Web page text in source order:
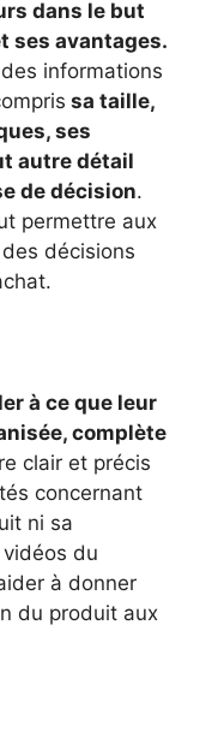
dans le but
ses avantages.
informations
sa taille,
ses
autre détail
de décision.
permettre aux
décisions
à ce que leur
complète
clair et précis
concernant
ni sa
du
à donner
du produit aux